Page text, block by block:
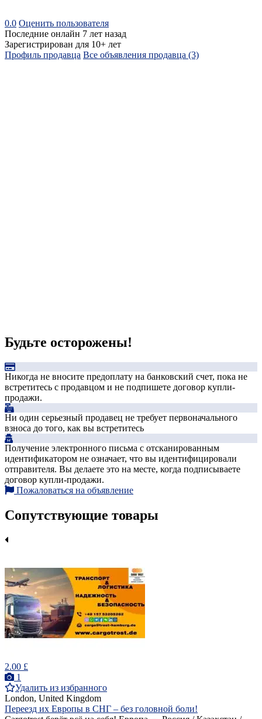
0.0 Оценить пользователя
Последние онлайн 7 лет назад
Зарегистрирован для 10+ лет
Профиль продавца Все объявления продавца (3)
Будьте осторожены!
Никогда не вносите предоплату на банковский счет, пока не
встретитесь с продавцом и не подпишете договор купли-
продажи.
Ни один серьезный продавец не требует первоначального
взноса до того, как вы встретитесь
Получение электронного письма с отсканированным
идентификатором не означает, что вы идентифицировали
отправителя. Вы делаете это на месте, когда подписываете
договор купли-продажи.
Пожаловаться на объявление
Сопутствующие товары
2.00 £
1
Удалить из избранного
London, United Kingdom
Переезд их Европы в СНГ – без головной боли!